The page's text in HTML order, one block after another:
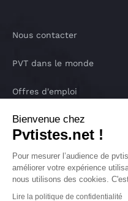
Nous contacter
PVT dans le monde
Offres d'emploi
Notre Podcast
Bienvenue chez
Pvtistes.net !
Pour mesurer l’audience de
améliorer votre expérience
nous utilisons des cookies.
Lire la politique de confidentialité